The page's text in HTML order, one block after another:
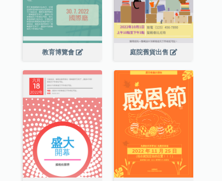
教育博覽會 庭院舊貨出售